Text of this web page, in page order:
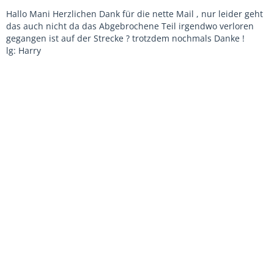
Hallo Mani Herzlichen Dank für die nette Mail , nur leider geht
das auch nicht da das Abgebrochene Teil irgendwo verloren
gegangen ist auf der Strecke ? trotzdem nochmals Danke !
lg: Harry